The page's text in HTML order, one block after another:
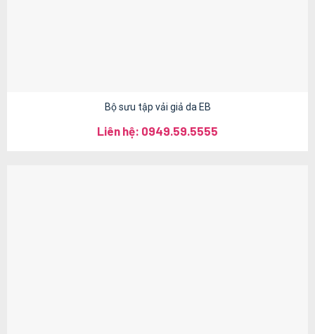
Bộ sưu tập vải giả da EB
Liên hệ: 0949.59.5555